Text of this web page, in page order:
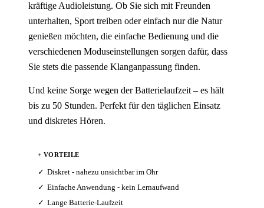
kräftige Audioleistung. Ob Sie sich mit Freunden
unterhalten, Sport treiben oder einfach nur die Natur
genießen möchten, die einfache Bedienung und die
verschiedenen Moduseinstellungen sorgen dafür, dass
Sie stets die passende Klanganpassung finden.
Und keine Sorge wegen der Batterielaufzeit – es hält
bis zu 50 Stunden. Perfekt für den täglichen Einsatz
und diskretes Hören.
+ VORTEILE
Diskret - nahezu unsichtbar im Ohr
Einfache Anwendung - kein Lernaufwand
Lange Batterie-Laufzeit